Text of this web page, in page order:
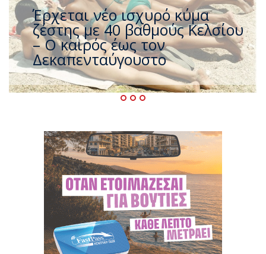
Άφαντος ο Τσίπρας… την ώρα
που η χώρα καίγεται